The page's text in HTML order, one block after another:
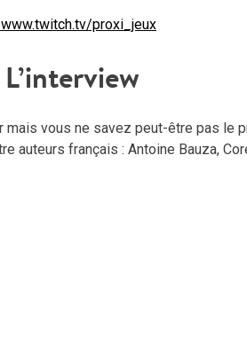
proxi_jeux
L’interview
mais vous ne savez peut-être pas le
auteurs français : Antoine Bauza,